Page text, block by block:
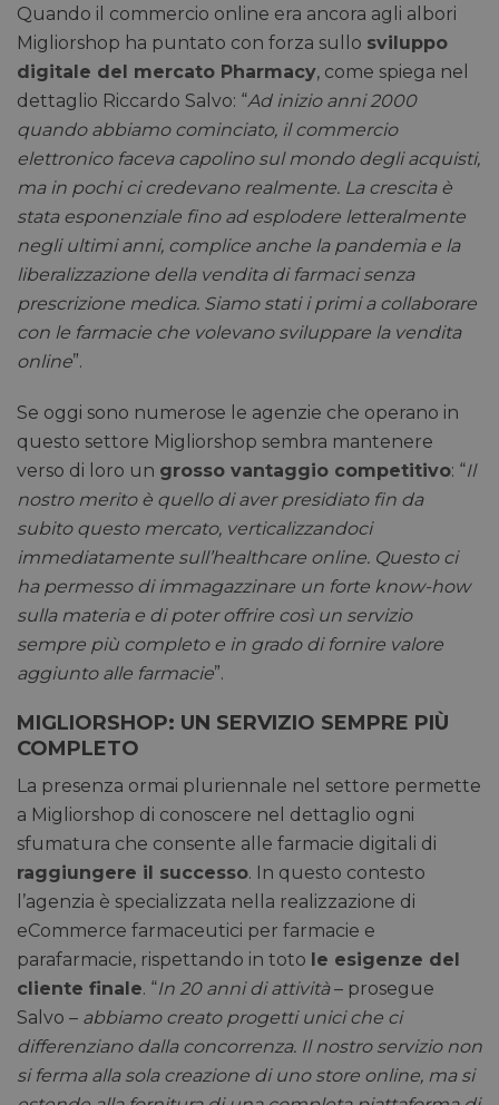
Quando il commercio online era ancora agli albori
Migliorshop ha puntato con forza sullo sviluppo
digitale del mercato Pharmacy, come spiega nel
dettaglio Riccardo Salvo: “Ad inizio anni 2000
quando abbiamo cominciato, il commercio
elettronico faceva capolino sul mondo degli acquisti,
ma in pochi ci credevano realmente. La crescita è
stata esponenziale fino ad esplodere letteralmente
negli ultimi anni, complice anche la pandemia e la
liberalizzazione della vendita di farmaci senza
prescrizione medica. Siamo stati i primi a collaborare
con le farmacie che volevano sviluppare la vendita
online”.
Se oggi sono numerose le agenzie che operano in
questo settore Migliorshop sembra mantenere
verso di loro un grosso vantaggio competitivo: “Il
nostro merito è quello di aver presidiato fin da
subito questo mercato, verticalizzandoci
immediatamente sull’healthcare online. Questo ci
ha permesso di immagazzinare un forte know-how
sulla materia e di poter offrire così un servizio
sempre più completo e in grado di fornire valore
aggiunto alle farmacie”.
MIGLIORSHOP: UN SERVIZIO SEMPRE PIÙ
COMPLETO
La presenza ormai pluriennale nel settore permette
a Migliorshop di conoscere nel dettaglio ogni
sfumatura che consente alle farmacie digitali di
raggiungere il successo. In questo contesto
l’agenzia è specializzata nella realizzazione di
eCommerce farmaceutici per farmacie e
parafarmacie, rispettando in toto le esigenze del
cliente finale. “In 20 anni di attività– prosegue
Salvo – abbiamo creato progetti unici che ci
differenziano dalla concorrenza. Il nostro servizio non
si ferma alla sola creazione di uno store online, ma si